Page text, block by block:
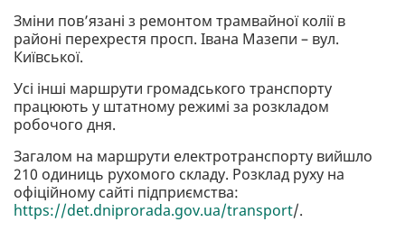
Зміни пов’язані з ремонтом трамвайної колії в
районі перехрестя просп. Івана Мазепи – вул.
Київської.
Усі інші маршрути громадського транспорту
працюють у штатному режимі за розкладом
робочого дня.
Загалом на маршрути електротранспорту вийшло
210 одиниць рухомого складу. Розклад руху на
офіційному сайті підприємства:
https://det.dniprorada.gov.ua/transport/.